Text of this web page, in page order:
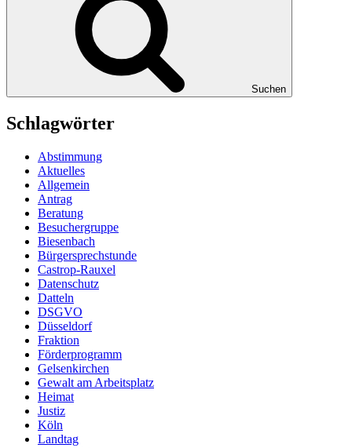
Suchen
Schlagwörter
Abstimmung
Aktuelles
Allgemein
Antrag
Beratung
Besuchergruppe
Biesenbach
Bürgersprechstunde
Castrop-Rauxel
Datenschutz
Datteln
DSGVO
Düsseldorf
Fraktion
Förderprogramm
Gelsenkirchen
Gewalt am Arbeitsplatz
Heimat
Justiz
Köln
Landtag